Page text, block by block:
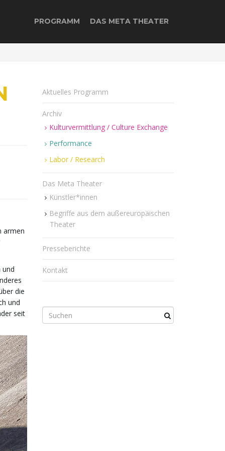
PROGRAMM DAS META THEATER
armen
und
die
und
seit
Aktuelles Programm
Archiv
Kulturvermittlung / Culture Exchange
Performance
Labor / Research
Das Meta Theater
Künstler*innen
Begriffe aus dem außereuropäischen
Theater
Presseberichte
Kontakt
S
u